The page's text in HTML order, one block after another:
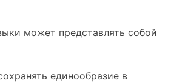
может представлять собой
единообразие в